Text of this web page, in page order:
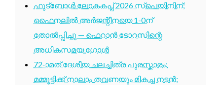
ഫുട്ബോൾ ലോകകപ്പ് 2026 സ്പെയിനിന്;
ഫൈനലിൽ അർജന്റീനയെ 1-0ന്
തോൽപ്പിച്ചു — ഫെറാൻ ടോറസിന്റെ
അധികസമയ ഗോൾ
72-ാമത് ദേശീയ ചലച്ചിത്ര പുരസ്കാരം:
മമ്മൂട്ടിക്ക് നാലാം തവണയും മികച്ച നടൻ;